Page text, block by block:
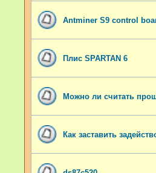
Antminer S9 control
Плис SPARTAN 6
Можно ли считать
Как заставить